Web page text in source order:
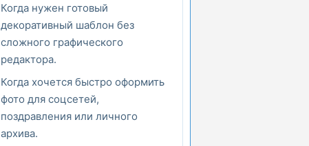
Когда нужен готовый
декоративный шаблон без
сложного графического
редактора.
Когда хочется быстро оформить
фото для соцсетей,
поздравления или личного
архива.